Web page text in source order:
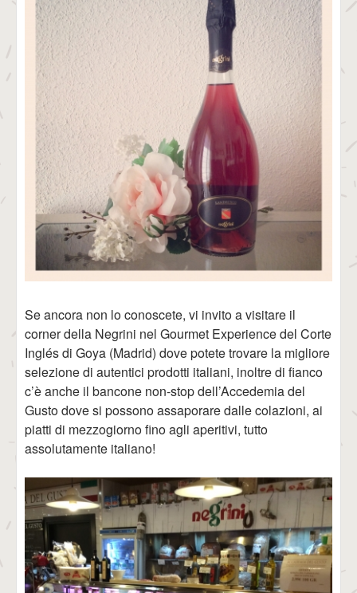
Se ancora non lo conoscete, vi invito a visitare il
corner della Negrini nel Gourmet Experience del Corte
Inglés di Goya (Madrid) dove potete trovare la migliore
selezione di autentici prodotti italiani, inoltre di fianco
c’è anche il bancone non-stop dell’Accedemia del
Gusto dove si possono assaporare dalle colazioni, ai
piatti di mezzogiorno fino agli aperitivi, tutto
assolutamente italiano!